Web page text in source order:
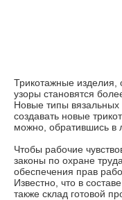
Трикотажные
узоры становятся
Новые типы
создавать новые
можно, обратившись в
Чтобы рабочие
законы по охране
обеспечения прав
Известно, что в
также склад готовой